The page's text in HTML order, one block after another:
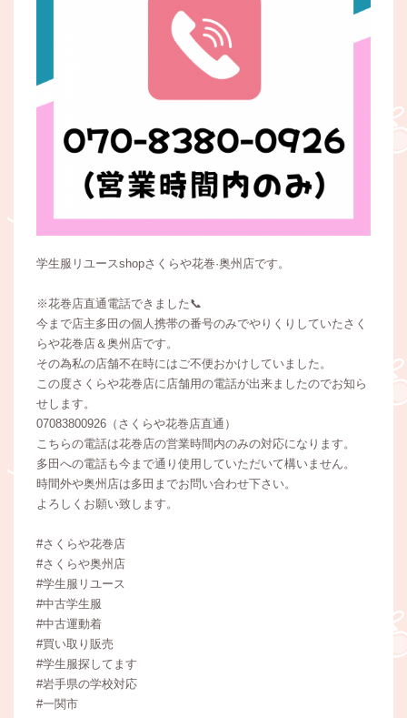
学生服リユースshopさくらや花巻·奥州店です。
※花巻店直通電話できました📞
今まで店主多田の個人携帯の番号のみでやりくりしていたさく
らや花巻店＆奥州店です。
その為私の店舗不在時にはご不便おかけしていました。
この度さくらや花巻店に店舗用の電話が出来ましたのでお知ら
せします。
07083800926（さくらや花巻店直通）
こちらの電話は花巻店の営業時間内のみの対応になります。
多田への電話も今まで通り使用していただいて構いません。
時間外や奥州店は多田までお問い合わせ下さい。
よろしくお願い致します。
#さくらや花巻店
#さくらや奥州店
#学生服リユース
#中古学生服
#中古運動着
#買い取り販売
#学生服探してます
#岩手県の学校対応
#一関市